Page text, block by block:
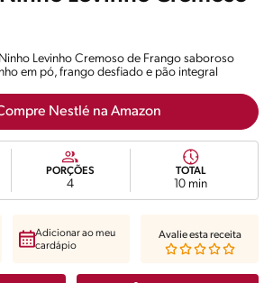
Levinho Cremoso de Frango saboroso
em pó, frango desfiado e pão integral
Nestlé na Amazon
PORÇÕES
4
TOTAL
10 min
Adicionar ao meu
cardápio
Avalie esta receita